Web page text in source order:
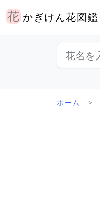
かぎけん花図鑑
ホーム